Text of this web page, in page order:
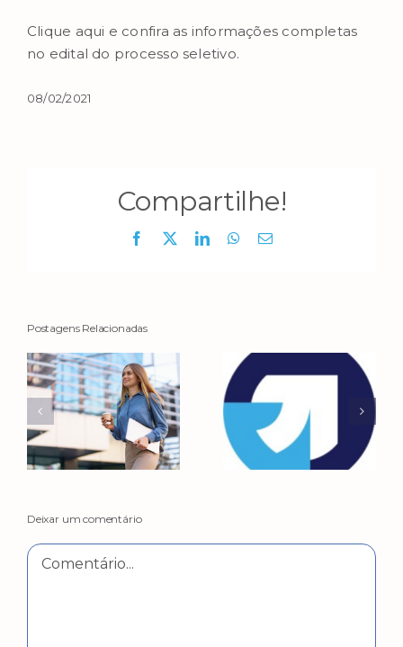
Clique aqui e confira as informações completas
no edital do processo seletivo.
08/02/2021
Compartilhe!
Facebook
X LinkedInWhatsApp
E-
Postagens Relacionadas
Deixar um comentário
Comentário